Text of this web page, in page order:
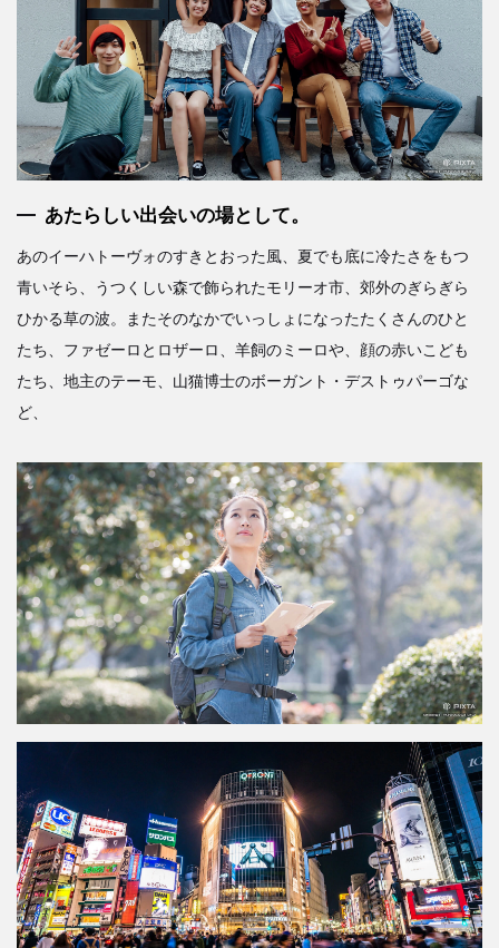
あたらしい出会いの場として。
あのイーハトーヴォのすきとおった風、夏でも底に冷たさをもつ
青いそら、うつくしい森で飾られたモリーオ市、郊外のぎらぎら
ひかる草の波。またそのなかでいっしょになったたくさんのひと
たち、ファゼーロとロザーロ、羊飼のミーロや、顔の赤いこども
たち、地主のテーモ、山猫博士のボーガント・デストゥパーゴな
ど、